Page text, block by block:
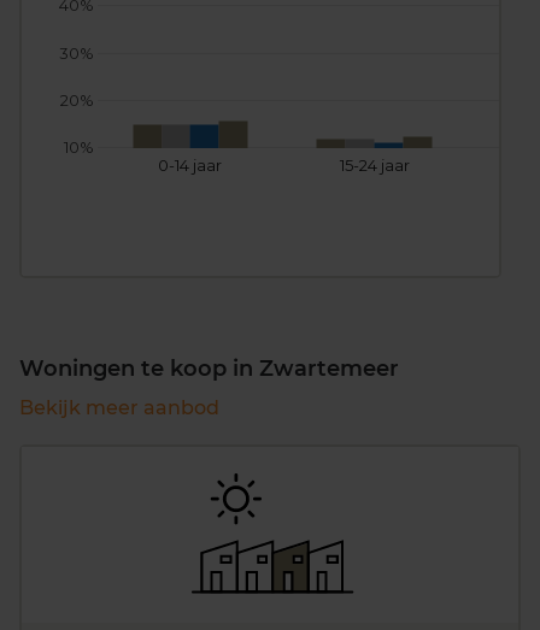
0-14 jaar 15-24 jaar
10%
20%
30%
40%
Woningen te koop in Zwartemeer
Bekijk meer aanbod